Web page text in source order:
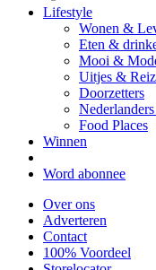
Lifestyle
Wonen &
Eten &
Mooi &
Uitjes &
Doorzetters
Food Places
Winnen
Word abonnee
Over ons
Adverteren
Contact
100% Voordeel